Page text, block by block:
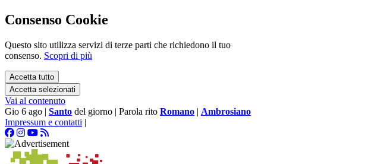
Consenso Cookie
Questo sito utilizza servizi di terze parti che richiedono il tuo
consenso. Scopri di più
Accetta tutto
Accetta selezionati
Vai al contenuto
Gio 6 ago | Santo del giorno | Parola rito Romano | Ambrosiano
Impressum e contatti |